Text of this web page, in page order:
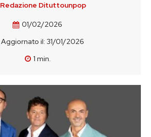
Redazione Dituttounpop
01/02/2026
Aggiornato il: 31/01/2026
1 min.